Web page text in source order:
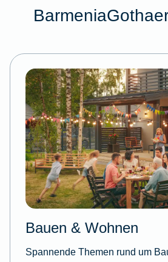
Bauen & Wohnen
Spannende Themen rund um